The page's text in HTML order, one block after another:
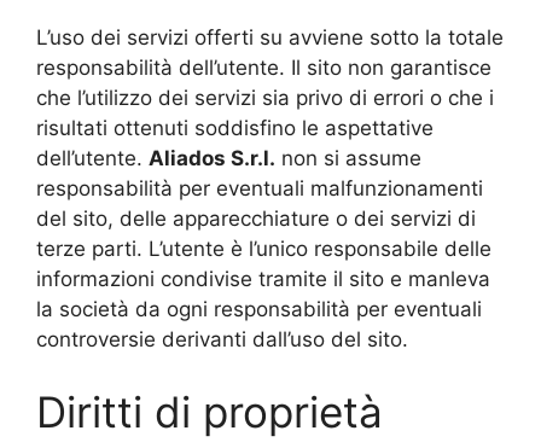
L’uso dei servizi offerti su avviene sotto la totale
responsabilità dell’utente. Il sito non garantisce
che l’utilizzo dei servizi sia privo di errori o che i
risultati ottenuti soddisfino le aspettative
dell’utente. Aliados S.r.l. non si assume
responsabilità per eventuali malfunzionamenti
del sito, delle apparecchiature o dei servizi di
terze parti. L’utente è l’unico responsabile delle
informazioni condivise tramite il sito e manleva
la società da ogni responsabilità per eventuali
controversie derivanti dall’uso del sito.
Diritti di proprietà